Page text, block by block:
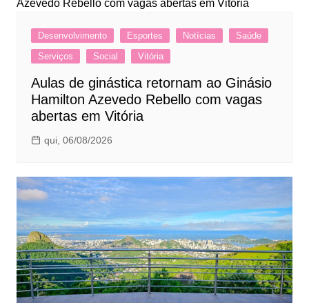
Desenvolvimento Esportes Notícias
Saúde
Serviços
Social Vitória
Aulas de ginástica retornam ao Ginásio
Hamilton Azevedo Rebello com vagas
abertas em Vitória
qui, 06/08/2026